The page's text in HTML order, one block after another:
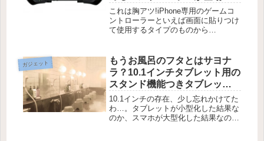
これは胸アツ!iPhone専用のゲームコ
ントローラーといえば画面に貼りつけ
て使用するタイプのものから
れはちょっとカッコ良すぎでないか
い？
ガジェット
もうお風呂のフタとはサヨナ
ラ？10.1インチタブレット用の
スタンド機能つきタブレット
ケースがサンワサプライより
発売
10.1インチの存在、少し忘れかけてた
わ…。タブレットが小型化した結果な
のか、スマホが大型化した結果なの